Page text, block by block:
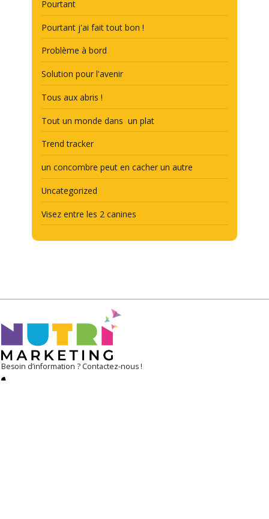
Pourtant
Pourtant j'ai fait tout bon !
Problème à bord
Solution pour l'avenir
Tous aux abris !
Tout un monde dans un plat
Trend tracker
un concombre peut en cacher un autre
Uncategorized
Visez entre les 2 canines
Besoin d’information ? Contactez-nous !